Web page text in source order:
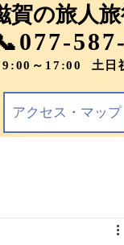
賀の旅人
～17:00 土日
アクセス・マップ